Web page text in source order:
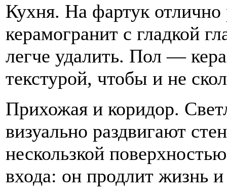
Кухня. На фартук отлично
керамогранит с гладкой
легче удалить. Пол —
текстурой, чтобы и не
Прихожая и коридор.
визуально раздвигают
нескользкой
входа: он продлит жизнь и